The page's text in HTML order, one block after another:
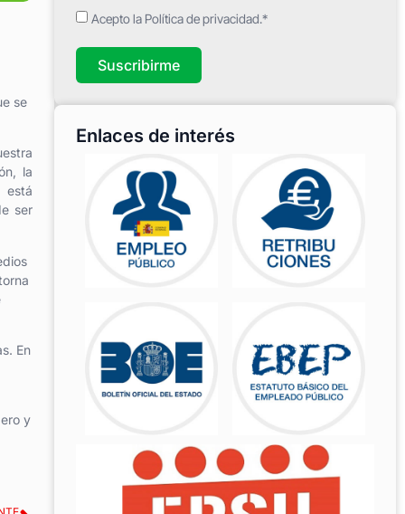
se
la
está
ser
En
y
Acepto la Política de privacidad.*
Suscribirme
Enlaces de interés